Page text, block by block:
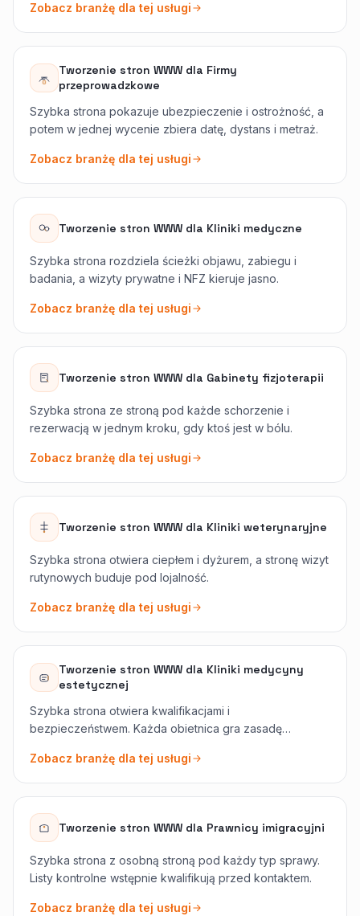
Zobacz branżę dla tej usługi
Tworzenie stron WWW dla Firmy
przeprowadzkowe
Szybka strona pokazuje ubezpieczenie i ostrożność, a
potem w jednej wycenie zbiera datę, dystans i metraż.
Zobacz branżę dla tej usługi
Tworzenie stron WWW dla Kliniki medyczne
Szybka strona rozdziela ścieżki objawu, zabiegu i
badania, a wizyty prywatne i NFZ kieruje jasno.
Zobacz branżę dla tej usługi
Tworzenie stron WWW dla Gabinety fizjoterapii
Szybka strona ze stroną pod każde schorzenie i
rezerwacją w jednym kroku, gdy ktoś jest w bólu.
Zobacz branżę dla tej usługi
Tworzenie stron WWW dla Kliniki weterynaryjne
Szybka strona otwiera ciepłem i dyżurem, a stronę wizyt
rutynowych buduje pod lojalność.
Zobacz branżę dla tej usługi
Tworzenie stron WWW dla Kliniki medycyny
estetycznej
Szybka strona otwiera kwalifikacjami i
bezpieczeństwem. Każda obietnica gra zasadę
Zobacz branżę dla tej usługi
Tworzenie stron WWW dla Prawnicy imigracyjni
Szybka strona z osobną stroną pod każdy typ sprawy.
Listy kontrolne wstępnie kwalifikują przed kontaktem.
Zobacz branżę dla tej usługi